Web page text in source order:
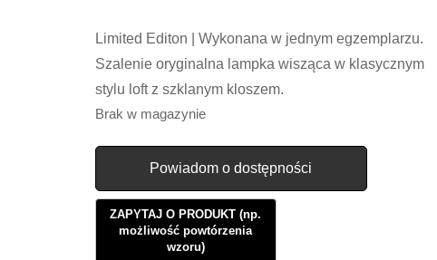
Limited Editon | Wykonana w jednym egzemplarzu.
Szalenie oryginalna lampka wisząca w klasycznym
stylu loft z szklanym kloszem.
Brak w magazynie
Powiadom o dostępności